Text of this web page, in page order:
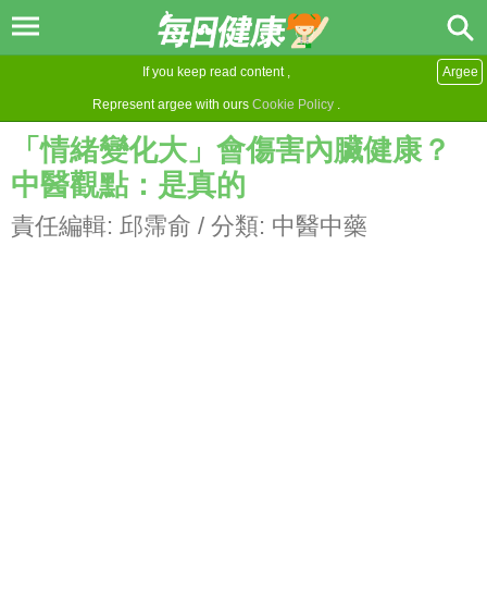
If you keep read content ,
Represent argee with ours Cookie Policy .
Argee
「情緒變化大」會傷害內臟健康？
中醫觀點：是真的
責任編輯: 邱霈俞 / 分類: 中醫中藥